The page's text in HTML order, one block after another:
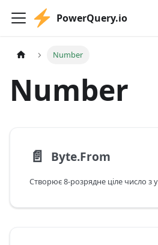
PowerQuery.io
Number
Number
📄️ Byte.From
Створює 8-розрядне ціле число з